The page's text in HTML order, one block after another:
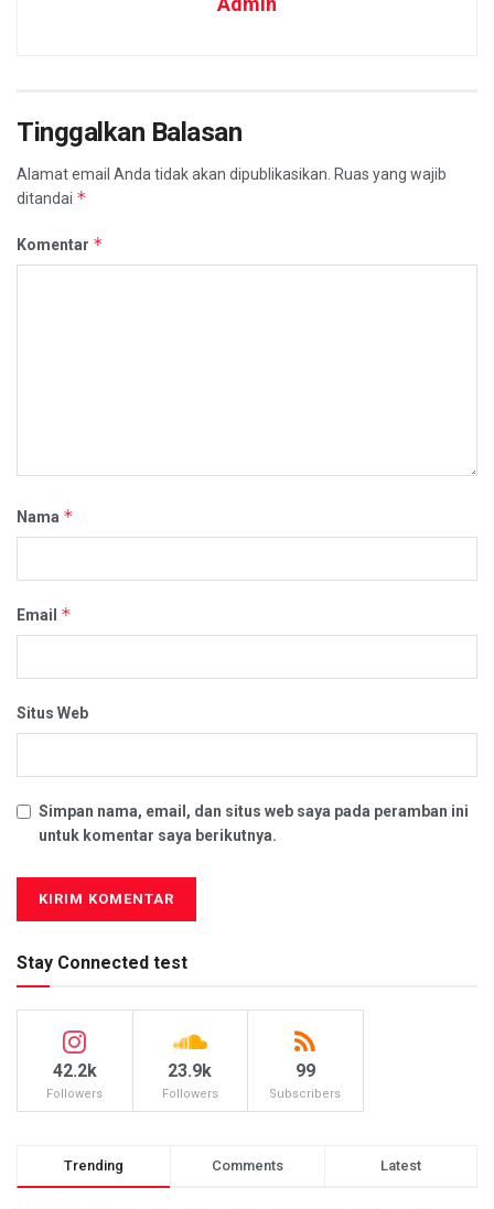
Tinggalkan Balasan
Alamat email Anda tidak akan dipublikasikan. Ruas yang wajib
ditandai *
Komentar *
Nama *
Email *
Situs Web
Simpan nama, email, dan situs web saya pada peramban ini
untuk komentar saya berikutnya.
Stay Connected test
42.2k
Followers
23.9k
Followers
99
Subscribers
Trending Comments Latest